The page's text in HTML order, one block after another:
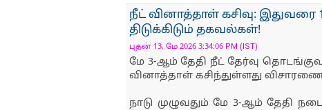
நீட் வினாத்தாள் கசிவு: இதுவரை
திடுக்கிடும் தகவல்கள்!
புதன் 13, மே 2026 3:34:06 PM (IST)
மே 3-ஆம் தேதி நீட் தேர்வு
வினாத்தாள் கசிந்துள்ளது
நாடு முழுவதும் மே 3-ஆம் தேதி